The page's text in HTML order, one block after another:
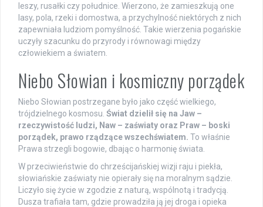
leszy, rusałki czy południce. Wierzono, że zamieszkują one
lasy, pola, rzeki i domostwa, a przychylność niektórych z nich
zapewniała ludziom pomyślność. Takie wierzenia pogańskie
uczyły szacunku do przyrody i równowagi między
człowiekiem a światem.
Niebo Słowian i kosmiczny porządek
Niebo Słowian postrzegane było jako część wielkiego,
trójdzielnego kosmosu. Świat dzielił się na Jaw –
rzeczywistość ludzi, Naw – zaświaty oraz Praw – boski
porządek, prawo rządzące wszechświatem. To właśnie
Prawa strzegli bogowie, dbając o harmonię świata.
W przeciwieństwie do chrześcijańskiej wizji raju i piekła,
słowiańskie zaświaty nie opierały się na moralnym sądzie.
Liczyło się życie w zgodzie z naturą, wspólnotą i tradycją.
Dusza trafiała tam, gdzie prowadziła ją jej droga i opieka